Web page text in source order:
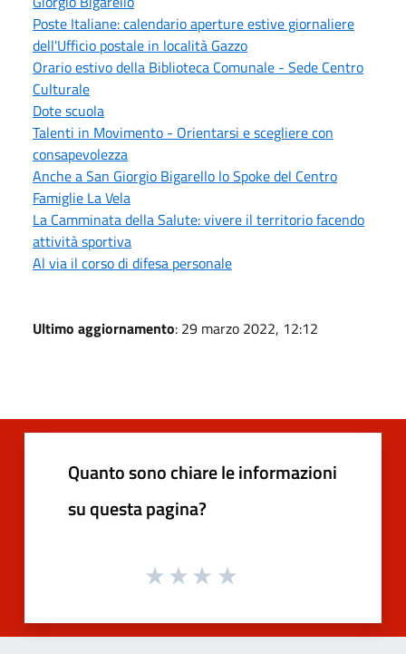
Poste Italiane: calendario aperture estive giornaliere
dell'Ufficio postale in località Gazzo
Orario estivo della Biblioteca Comunale - Sede Centro
Culturale
Dote scuola
Talenti in Movimento - Orientarsi e scegliere con
consapevolezza
Anche a San Giorgio Bigarello lo Spoke del Centro
Famiglie La Vela
La Camminata della Salute: vivere il territorio facendo
attività sportiva
Al via il corso di difesa personale
Ultimo aggiornamento: 29 marzo 2022, 12:12
Quanto sono chiare le informazioni
su questa pagina?